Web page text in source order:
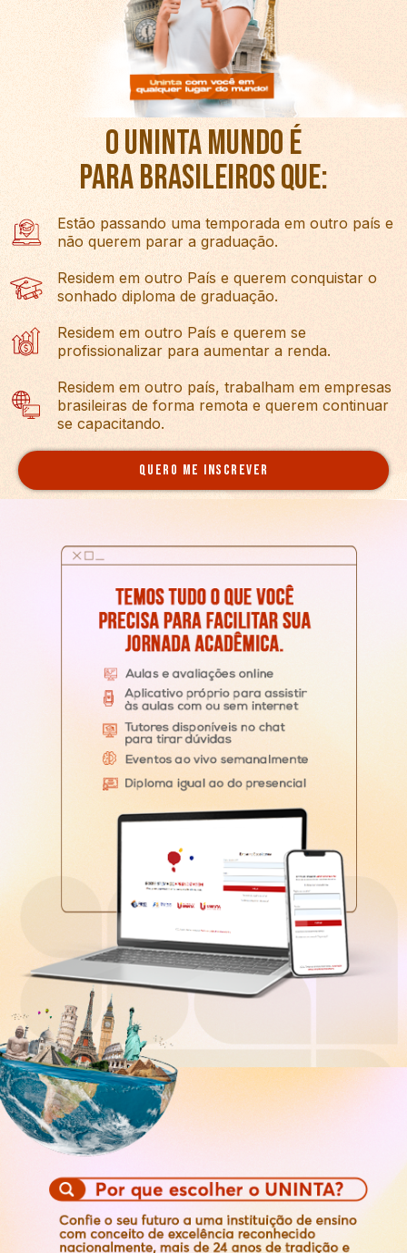
O UNINTA MUNDO É
PARA BRASILEIROS QUE:
Estão passando uma temporada em outro país e
não querem parar a graduação.
Residem em outro País e querem conquistar o
sonhado diploma de graduação.
Residem em outro País e querem se
profissionalizar para aumentar a renda.
Residem em outro país, trabalham em empresas
brasileiras de forma remota e querem continuar
se capacitando.
QUERO ME INSCREVER